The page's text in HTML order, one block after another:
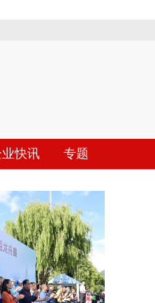
快讯 专题